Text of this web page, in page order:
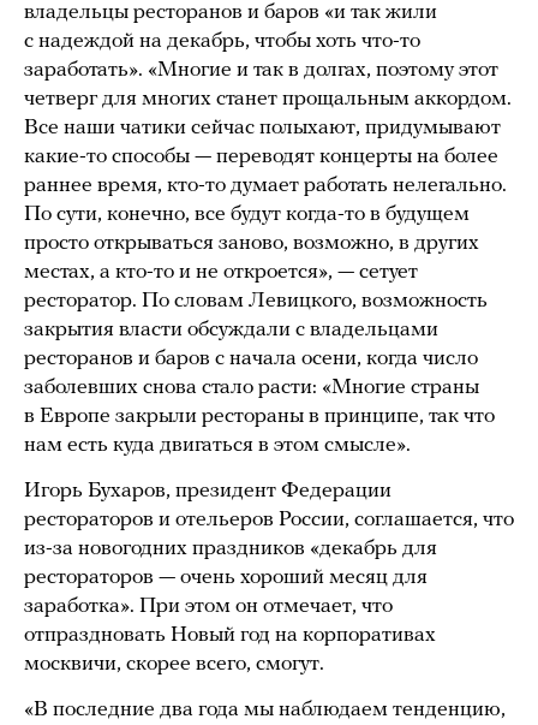
владельцы ресторанов и баров «и так жили
с надеждой на декабрь, чтобы хоть что-то
заработать». «Многие и так в долгах, поэтому этот
четверг для многих станет прощальным аккордом.
Все наши чатики сейчас полыхают, придумывают
какие-то способы — переводят концерты на более
раннее время, кто-то думает работать нелегально.
По сути, конечно, все будут когда-то в будущем
просто открываться заново, возможно, в других
местах, а кто-то и не откроется», — сетует
ресторатор. По словам Левицкого, возможность
закрытия власти обсуждали с владельцами
ресторанов и баров с начала осени, когда число
заболевших снова стало расти: «Многие страны
в Европе закрыли рестораны в принципе, так что
нам есть куда двигаться в этом смысле».
Игорь Бухаров, президент Федерации
рестораторов и отельеров России, соглашается, что
из-за новогодних праздников «декабрь для
рестораторов — очень хороший месяц для
заработка». При этом он отмечает, что
отпраздновать Новый год на корпоративах
москвичи, скорее всего, смогут.
«В последние два года мы наблюдаем тенденцию,